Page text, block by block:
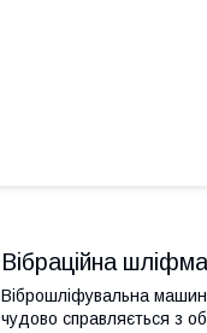
Вібраційна
Віброшліфувальна
чудово справляється з